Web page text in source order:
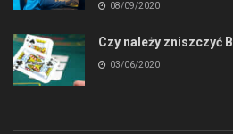
08/09/2020
Czy należy zniszczyć
03/06/2020